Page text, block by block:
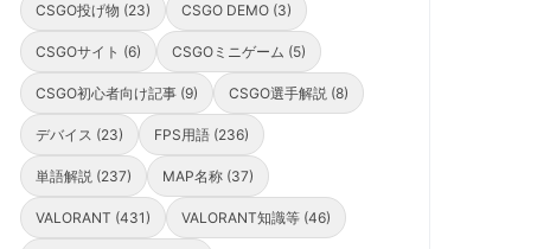
CSGO投げ物 (23) CSGO DEMO (3)
CSGOサイト (6) CSGOミニゲーム (5)
CSGO初心者向け記事 (9) CSGO選手解説 (8)
デバイス (23) FPS用語 (236)
単語解説 (237) MAP名称 (37)
VALORANT (431) VALORANT知識等 (46)